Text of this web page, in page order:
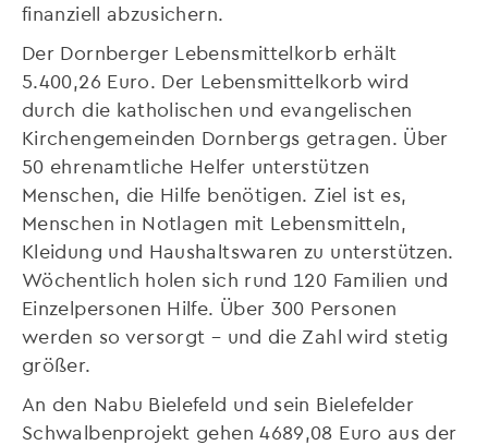
finanziell abzusichern.
Der Dornberger Lebensmittelkorb erhält
5.400,26 Euro. Der Lebensmittelkorb wird
durch die katholischen und evangelischen
Kirchengemeinden Dornbergs getragen. Über
50 ehrenamtliche Helfer unterstützen
Menschen, die Hilfe benötigen. Ziel ist es,
Menschen in Notlagen mit Lebensmitteln,
Kleidung und Haushaltswaren zu unterstützen.
Wöchentlich holen sich rund 120 Familien und
Einzelpersonen Hilfe. Über 300 Personen
werden so versorgt – und die Zahl wird stetig
größer.
An den Nabu Bielefeld und sein Bielefelder
Schwalbenprojekt gehen 4689,08 Euro aus der